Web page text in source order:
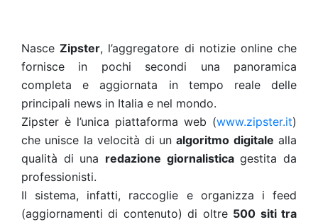
NasceZipster, l’aggregatore di notizie online che
fornisce in pochi secondi una panoramica
completa e aggiornata in tempo reale delle
principali news in Italia e nel mondo.
Zipster è l’unica piattaforma web (www.zipster.it)
che unisce la velocità di unalgoritmo digitale alla
qualità di una redazione giornalisticagestita da
professionisti.
Il sistema, infatti, raccoglie e organizza i feed
(aggiornamenti di contenuto) di oltre 500 siti tra